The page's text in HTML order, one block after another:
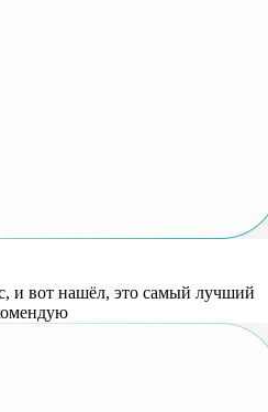
и вот нашёл, это самый лучший